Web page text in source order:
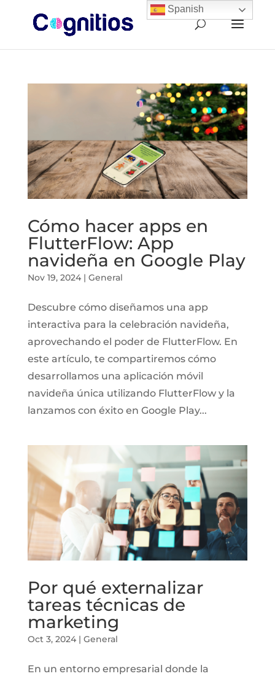
Cómo hacer apps en
FlutterFlow: App
navideña en Google Play
Nov 19, 2024| General
Descubre cómo diseñamos una app
interactiva para la celebración navideña,
aprovechando el poder de FlutterFlow. En
este artículo, te compartiremos cómo
desarrollamos una aplicación móvil
navideña única utilizando FlutterFlow y la
lanzamos con éxito en Google Play...
Por qué externalizar
tareas técnicas de
marketing
Oct 3, 2024| General
En un entorno empresarial donde la
Spanish